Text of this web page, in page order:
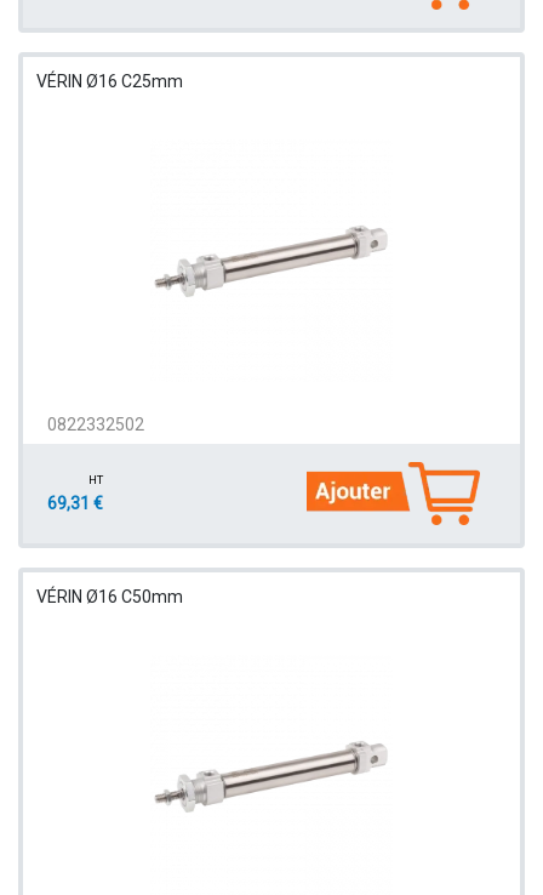
VÉRIN Ø16 C25mm
0822332502
HT
69,31 €
VÉRIN Ø16 C50mm